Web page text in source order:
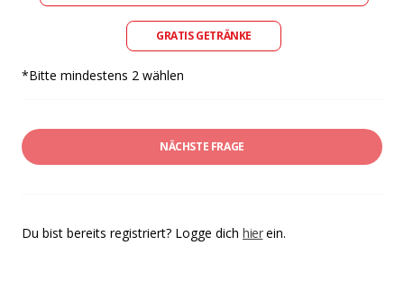
GRATIS GETRÄNKE
*Bitte mindestens 2 wählen
NÄCHSTE FRAGE
Du bist bereits registriert? Logge dich hierein.